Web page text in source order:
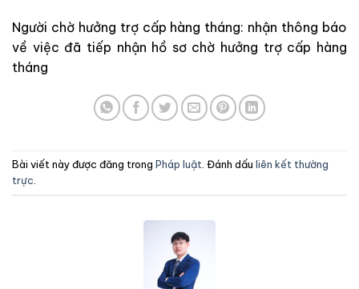
Người chờ hưởng trợ cấp hàng tháng: nhận thông báo
về việc đã tiếp nhận hồ sơ chờ hưởng trợ cấp hàng
tháng
Bài viết này được đăng trong Pháp luật. Đánh dấu liên kết thường
trực.